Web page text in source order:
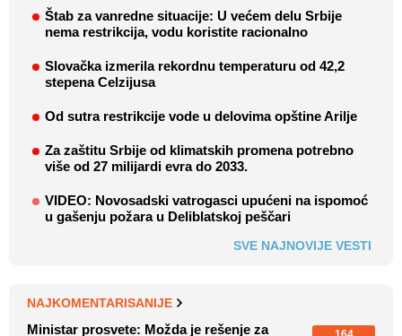
Štab za vanredne situacije: U većem delu Srbije
nema restrikcija, vodu koristite racionalno
Slovačka izmerila rekordnu temperaturu od 42,2
stepena Celzijusa
Od sutra restrikcije vode u delovima opštine Arilje
Za zaštitu Srbije od klimatskih promena potrebno
više od 27 milijardi evra do 2033.
VIDEO: Novosadski vatrogasci upućeni na ispomoć
u gašenju požara u Deliblatskoj peščari
SVE NAJNOVIJE VESTI
NAJKOMENTARISANIJE
Ministar prosvete: Možda je rešenje za